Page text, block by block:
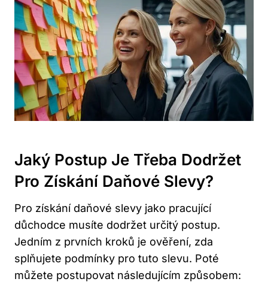
Jaký ​postup⁢ Je Třeba Dodržet
Pro ⁢získání⁢ Daňové Slevy?
Pro získání daňové ⁣slevy jako pracující​
důchodce ⁢musíte⁣ dodržet ⁣určitý postup.
⁤Jedním ​z prvních kroků je ověření, zda
splňujete podmínky ‌pro tuto slevu. Poté
⁢můžete⁣ postupovat​ následujícím způsobem: